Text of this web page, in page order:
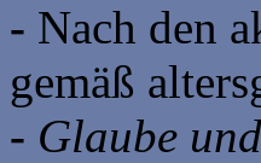
- Nach den
gemäß
- Glaube